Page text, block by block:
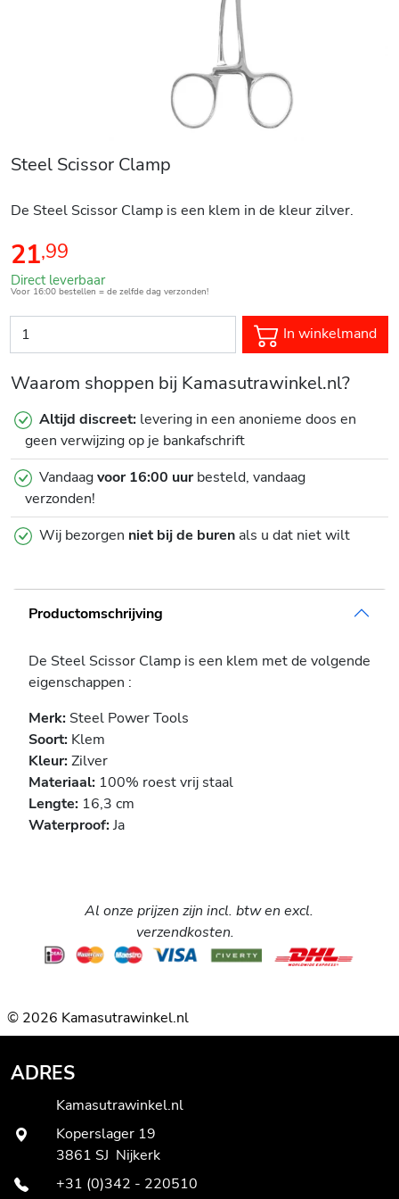
Steel Scissor Clamp
De Steel Scissor Clamp is een klem in de kleur zilver.
21,99
Direct leverbaar
Voor 16:00 bestellen = de zelfde dag verzonden!
In winkelmand
Waarom shoppen bij Kamasutrawinkel.nl?
Altijd discreet: levering in een anonieme doos en
geen verwijzing op je bankafschrift
Vandaagvoor 16:00 uurbesteld, vandaag
verzonden!
Wij bezorgen niet bij de burenals u dat niet wilt
Productomschrijving
De Steel Scissor Clamp is een klem met de volgende
eigenschappen :
Merk: Steel Power Tools
Soort: Klem
Kleur:Zilver
Materiaal: 100% roest vrij staal
Lengte: 16,3 cm
Waterproof:Ja
Al onze prijzen zijn incl. btw en excl.
verzendkosten.
© 2026 Kamasutrawinkel.nl
ADRES
Kamasutrawinkel.nl
Koperslager 19
3861 SJ Nijkerk
+31 (0)342 - 220510